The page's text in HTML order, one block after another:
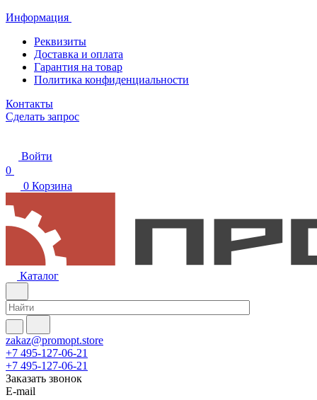
Информация
Реквизиты
Доставка и оплата
Гарантия на товар
Политика конфиденциальности
Контакты
Сделать запрос
Войти
0
0 Корзина
Каталог
zakaz@promopt.store
+7 495-127-06-21
+7 495-127-06-21
Заказать звонок
E-mail